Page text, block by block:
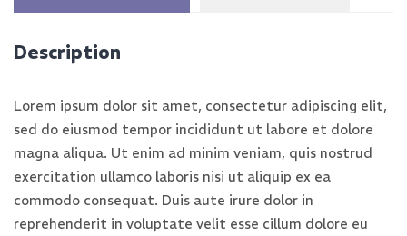
Description
Lorem ipsum dolor sit amet, consectetur adipiscing elit,
sed do eiusmod tempor incididunt ut labore et dolore
magna aliqua. Ut enim ad minim veniam, quis nostrud
exercitation ullamco laboris nisi ut aliquip ex ea
commodo consequat. Duis aute irure dolor in
reprehenderit in voluptate velit esse cillum dolore eu